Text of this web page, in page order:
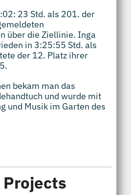
23 Std. als 201. der
über die Ziellinie. Inga
in 3:25:55 Std. als
der 12. Platz ihrer
bekam man das
und wurde mit
und Musik im Garten des